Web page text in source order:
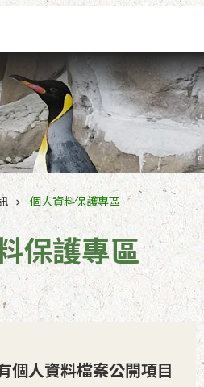
個人資料保護專區
保護專區
個人資料檔案公開項目